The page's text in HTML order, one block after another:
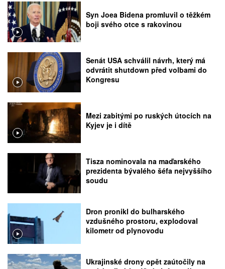
Syn Joea Bidena promluvil o těžkém
boji svého otce s rakovinou
Senát USA schválil návrh, který má
odvrátit shutdown před volbami do
Kongresu
Mezi zabitými po ruských útocích na
Kyjev je i dítě
Tisza nominovala na maďarského
prezidenta bývalého šéfa nejvyššího
soudu
Dron pronikl do bulharského
vzdušného prostoru, explodoval
kilometr od plynovodu
Ukrajinské drony opět zaútočily na